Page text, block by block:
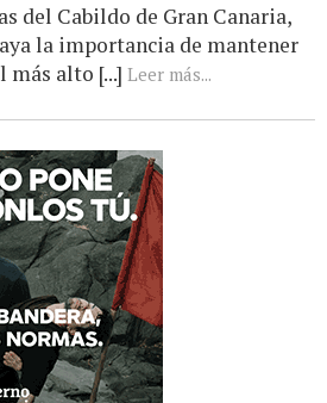
del Cabildo de Gran Canaria,
la importancia de mantener
más alto [...] Leer más...